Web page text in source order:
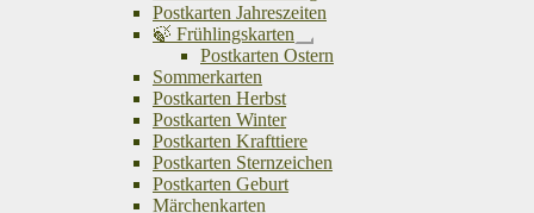
Postkarten Jahreszeiten
🍃 Frühlingskarten
Untermenü
öffnen
Postkarten Ostern
Sommerkarten
Postkarten Herbst
Postkarten Winter
Postkarten Krafttiere
Postkarten Sternzeichen
Postkarten Geburt
Märchenkarten